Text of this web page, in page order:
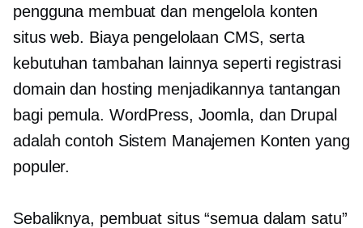
pengguna membuat dan mengelola konten
situs web. Biaya pengelolaan CMS, serta
kebutuhan tambahan lainnya seperti registrasi
domain dan hosting menjadikannya tantangan
bagi pemula. WordPress, Joomla, dan Drupal
adalah contoh Sistem Manajemen Konten yang
populer.
Sebaliknya, pembuat situs “semua dalam satu”